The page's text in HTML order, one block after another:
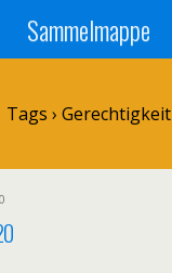
Sammelmappe
Tags › Gerechtigkeit